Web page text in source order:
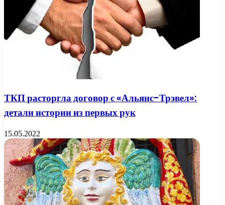
ТКП расторгла договор с «Альянс-Трэвел»:
детали истории из первых рук
15.05.2022